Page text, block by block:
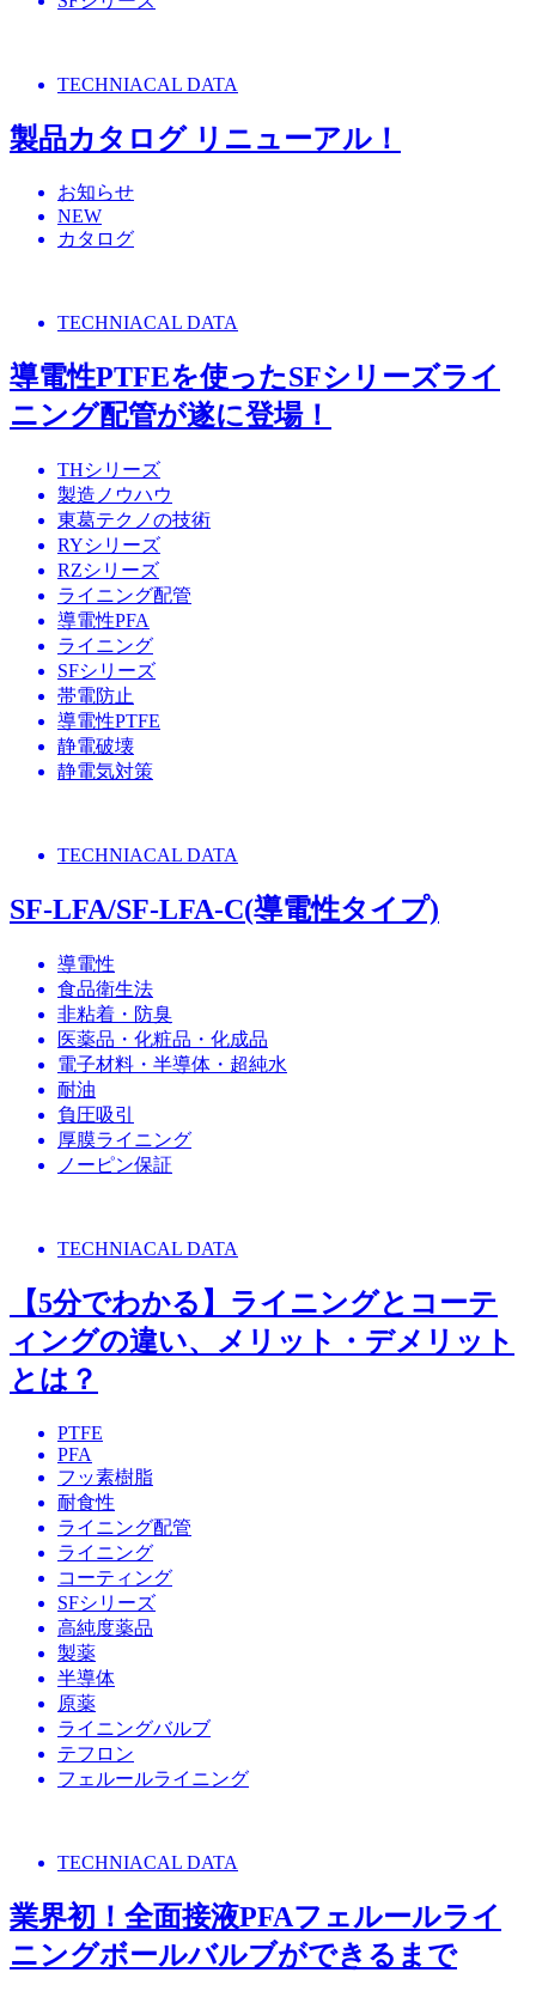
TECHNIACAL DATA
製品カタログ リニューアル！
お知らせ
NEW
カタログ
TECHNIACAL DATA
導電性PTFEを使ったSFシリーズライ
ニング配管が遂に登場！
THシリーズ
製造ノウハウ
東葛テクノの技術
RYシリーズ
RZシリーズ
ライニング配管
導電性PFA
ライニング
SFシリーズ
帯電防止
導電性PTFE
静電破壊
静電気対策
TECHNIACAL DATA
SF-LFA/SF-LFA-C(導電性タイプ)
導電性
食品衛生法
非粘着・防臭
医薬品・化粧品・化成品
電子材料・半導体・超純水
耐油
負圧吸引
厚膜ライニング
ノーピン保証
TECHNIACAL DATA
【5分でわかる】ライニングとコーテ
ィングの違い、メリット・デメリット
とは？
PTFE
PFA
フッ素樹脂
耐食性
ライニング配管
ライニング
コーティング
SFシリーズ
高純度薬品
製薬
半導体
原薬
ライニングバルブ
テフロン
フェルールライニング
TECHNIACAL DATA
業界初！全面接液PFAフェルールライ
ニングボールバルブができるまで